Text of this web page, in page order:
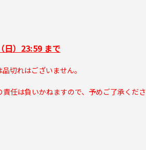
日）23:59 まで
切れはございません。
任は負いかねますので、予めご了承くだ